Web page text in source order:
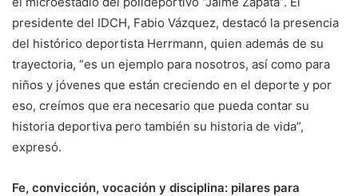
presidente del IDCH, Fabio Vázquez, destacó la presencia
del histórico deportista Herrmann, quien además de su
trayectoria, “es un ejemplo para nosotros, así como para
niños y jóvenes que están creciendo en el deporte y por
eso, creímos que era necesario que pueda contar su
historia deportiva pero también su historia de vida”,
expresó.
Fe, convicción, vocación y disciplina: pilares para